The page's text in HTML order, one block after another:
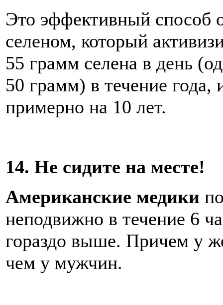
Это эффективный способ
селеном, который
55 грамм селена в день
50 грамм) в течение года,
примерно на 10 лет.
14. Не сидите на месте!
Американские медики
неподвижно в течение 6
гораздо выше. Причем у
чем у мужчин.